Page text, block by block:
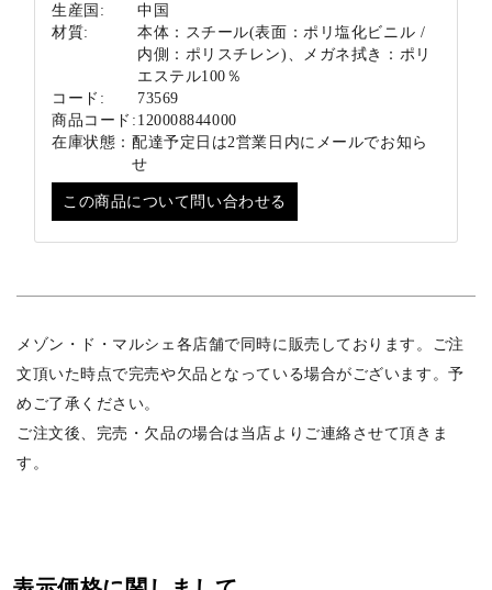
生産国:
中国
材質:
本体：スチール(表面：ポリ塩化ビニル /
内側：ポリスチレン)、メガネ拭き：ポリ
エステル100％
コード:
73569
商品コード: 120008844000
在庫状態： 配達予定日は2営業日内にメールでお知ら
せ
この商品について問い合わせる
メゾン・ド・マルシェ各店舗で同時に販売しております。ご注
文頂いた時点で完売や欠品となっている場合がございます。予
めご了承ください。
ご注文後、完売・欠品の場合は当店よりご連絡させて頂きま
す。